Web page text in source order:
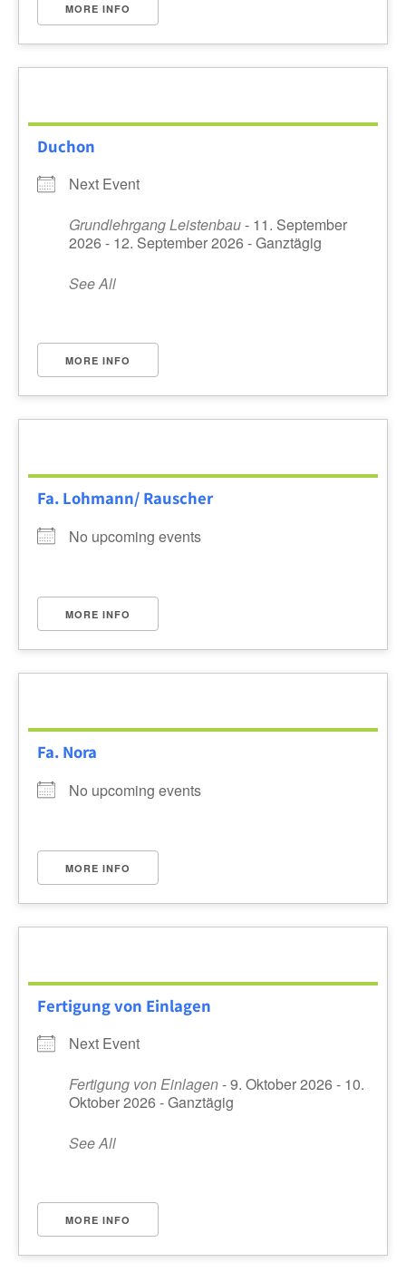
MORE INFO
Duchon
Next Event
Grundlehrgang Leistenbau- 11. September
2026 - 12. September 2026 - Ganztägig
See All
MORE INFO
Fa. Lohmann/ Rauscher
No upcoming events
MORE INFO
Fa. Nora
No upcoming events
MORE INFO
Fertigung von Einlagen
Next Event
Fertigung von Einlagen- 9. Oktober 2026 - 10.
Oktober 2026 - Ganztägig
See All
MORE INFO